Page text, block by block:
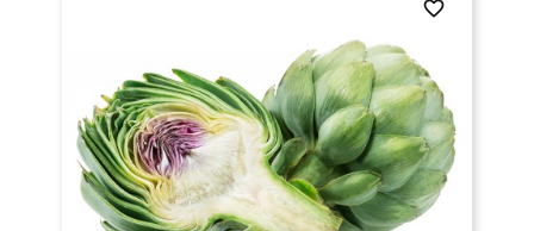
favorite_border